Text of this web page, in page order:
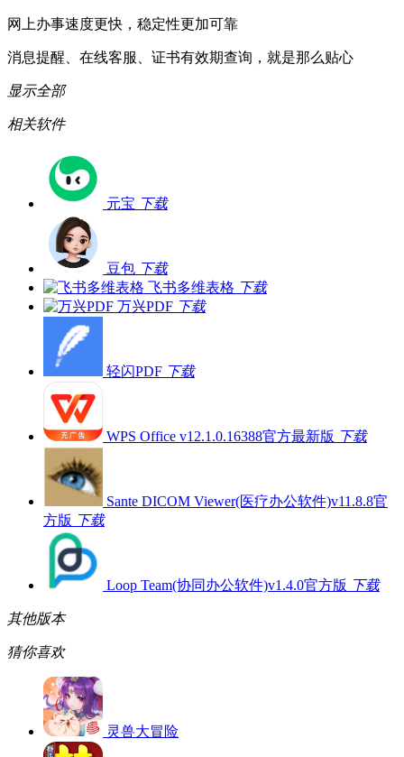
网上办事速度更快，稳定性更加可靠
消息提醒、在线客服、证书有效期查询，就是那么贴心
显示全部
相关软件
元宝 下载
豆包 下载
飞书多维表格 下载
万兴PDF 下载
轻闪PDF 下载
WPS Office v12.1.0.16388官方最新版 下载
Sante DICOM Viewer(医疗办公软件)v11.8.8官
方版 下载
Loop Team(协同办公软件)v1.4.0官方版 下载
其他版本
猜你喜欢
灵兽大冒险